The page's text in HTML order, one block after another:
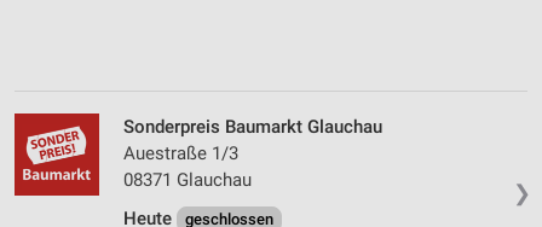
❯
Sonderpreis Baumarkt Glauchau
Auestraße 1/3
08371 Glauchau
Heute
geschlossen